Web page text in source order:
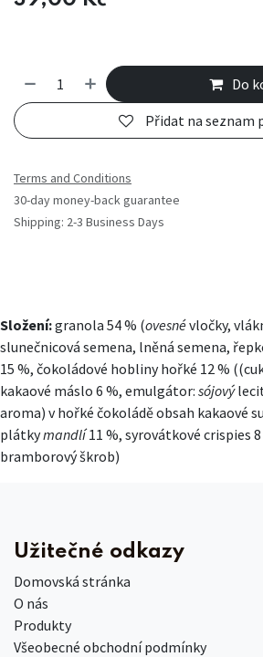
Do
Přidat na seznam
Terms and Conditions
30-day money-back guarantee
Shipping: 2-3 Business Days
Složení:granola 54 % (ovesnévločky,
slunečnicová semena, lněná semena,
15 %, čokoládové hobliny hořké 12 %
kakaové máslo 6 %, emulgátor: sójový
aroma) v hořké čokoládě obsah kakaové
plátkymandlí11 %, syrovátkové crispies 8
bramborový škrob)
Užitečné odkazy
Domovská stránka
O nás
Produkty
Všeobecné obchodní podmínky